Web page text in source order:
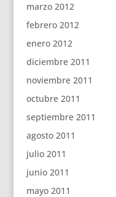
marzo 2012
febrero 2012
enero 2012
diciembre 2011
noviembre 2011
octubre 2011
septiembre 2011
agosto 2011
julio 2011
junio 2011
mayo 2011